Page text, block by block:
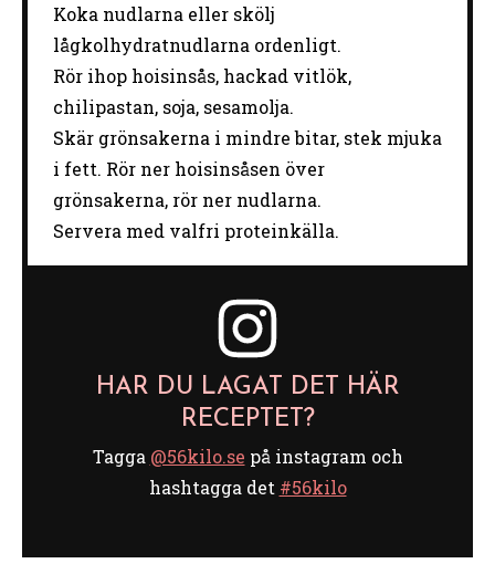
Koka nudlarna eller skölj
lågkolhydratnudlarna ordenligt.
Rör ihop hoisinsås, hackad vitlök,
chilipastan, soja, sesamolja.
Skär grönsakerna i mindre bitar, stek mjuka
i fett. Rör ner hoisinsåsen över
grönsakerna, rör ner nudlarna.
Servera med valfri proteinkälla.
HAR DU LAGAT DET HÄR
RECEPTET?
Tagga @56kilo.se på instagram och
hashtagga det #56kilo